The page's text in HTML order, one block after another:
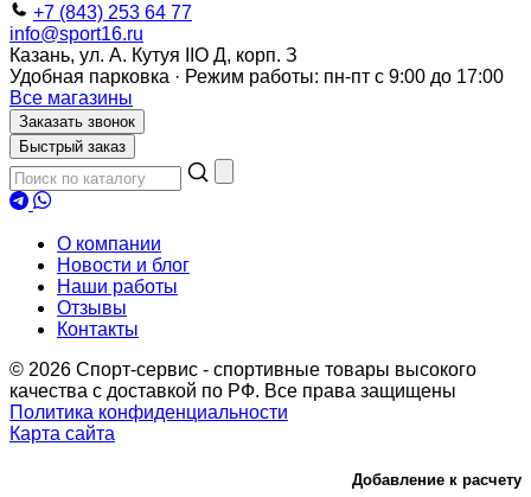
+7 (843) 253 64 77
info@sport16.ru
Казань, ул. А. Кутуя IIO Д, корп. З
Удобная парковка · Режим работы: пн-пт с 9:00 до 17:00
Все магазины
Заказать звонок
Быстрый заказ
О компании
Новости и блог
Наши работы
Отзывы
Контакты
© 2026 Спорт-сервис - спортивные товары высокого
качества с доставкой по РФ. Все права защищены
Политика конфиденциальности
Карта сайта
Добавление к расчету